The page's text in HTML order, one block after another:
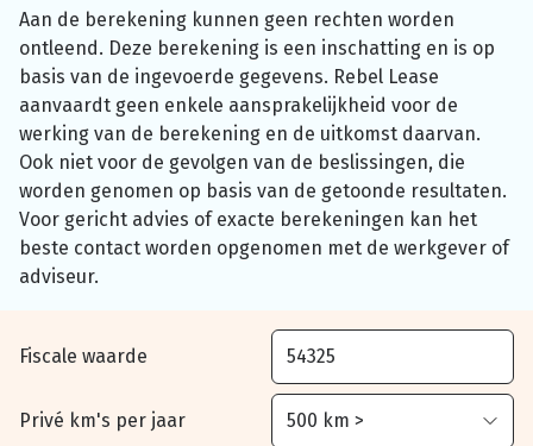
Aan de berekening kunnen geen rechten worden
ontleend. Deze berekening is een inschatting en is op
basis van de ingevoerde gegevens. Rebel Lease
aanvaardt geen enkele aansprakelijkheid voor de
werking van de berekening en de uitkomst daarvan.
Ook niet voor de gevolgen van de beslissingen, die
worden genomen op basis van de getoonde resultaten.
Voor gericht advies of exacte berekeningen kan het
beste contact worden opgenomen met de werkgever of
adviseur.
Fiscale waarde
Privé km's per jaar